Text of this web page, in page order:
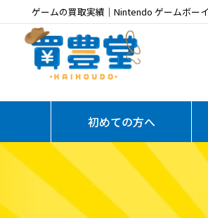
ゲームの買取実績｜Nintendo ゲームボー
初めての方へ